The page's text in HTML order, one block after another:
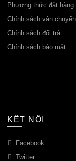
Phương thức đặt hàng
Chính sách vận chuyển
Chính sách đổi trả
Chính sách bảo mật
KẾT NỐI
Facebook
Twitter